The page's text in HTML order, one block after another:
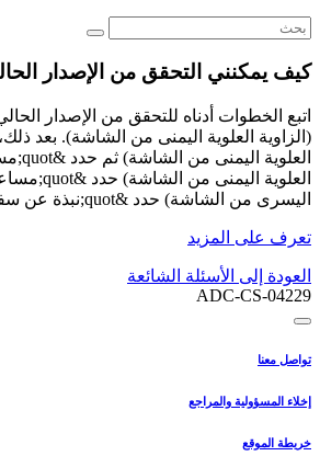
كيف يمكنني التحقق من الإصدار
اليسرى من الشاشة) حدد &quot;نبذة عن سفاري&quot; (رقم الإصدار مدرج أسفل اسم سفاري) تعرف على المزيد: الحد الأدنى لمتطلبات الجهاز(/مقالات/دقيقة المتطلبات).
تعرف على المزيد
العودة إلى الأسئلة الشائعة
ADC-CS-04229
تواصل معنا
إخلاء المسؤولية والمراجع
خريطة الموقع